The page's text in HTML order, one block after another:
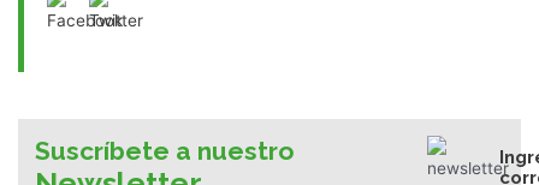
Suscríbete a nuestro